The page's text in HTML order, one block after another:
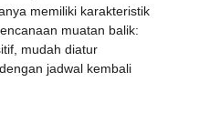
memiliki karakteristik
muatan balik:
mudah diatur
jadwal kembali